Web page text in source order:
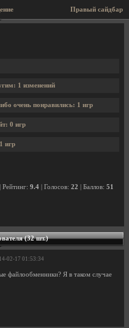
Правый сайдбар
demonyx
1 изменений
очень понравились: 1 игр
0 игр
игр
| Рейтинг: 9.4 | Голосов: 22 | Баллов: 51
(32 шт.)
02-17 01:53:34
файлообменники? Я в таком случае